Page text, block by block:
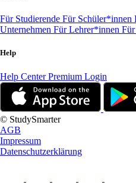
Für Studierende Für Schüler*innen
Unternehmen Für Lehrer*innen
Help
Help CenterPremium Login
© StudySmarter
AGB
Impressum
Datenschutzerklärung